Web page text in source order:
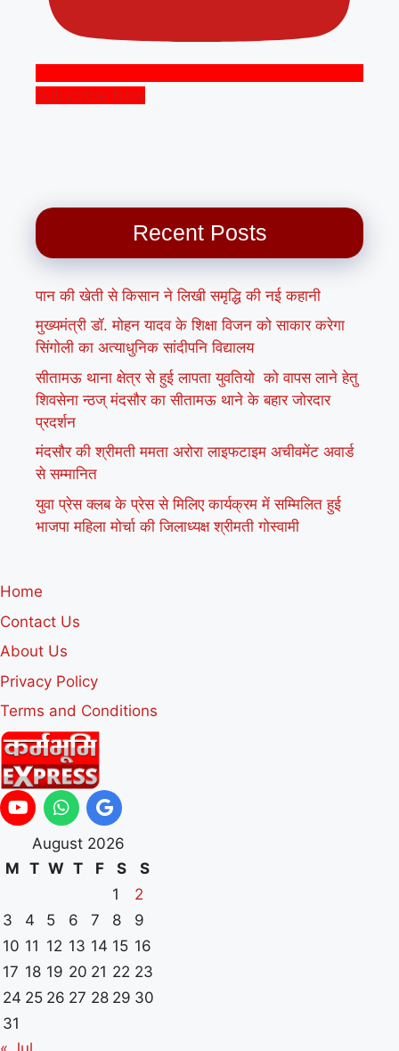
Subscribe Now
Recent Posts
पान की खेती से किसान ने लिखी समृद्धि की नई कहानी
मुख्यमंत्री डॉ. मोहन यादव के शिक्षा विजन को साकार करेगा
सिंगोली का अत्याधुनिक सांदीपनि विद्यालय
सीतामऊ थाना क्षेत्र से हुई लापता युवतियो को वापस लाने हेतु
शिवसेना न्ठज् मंदसौर का सीतामऊ थाने के बहार जोरदार
प्रदर्शन
मंदसौर की श्रीमती ममता अरोरा लाइफटाइम अचीवमेंट अवार्ड
से सम्मानित
युवा प्रेस क्लब के प्रेस से मिलिए कार्यक्रम में सम्मिलित हुई
भाजपा महिला मोर्चा की जिलाध्यक्ष श्रीमती गोस्वामी
Home
Contact Us
About Us
Privacy Policy
Terms and Conditions
August 2026
M T W T F S
S
1
2
3
4 5 6 7 8
9
10 11 12 13 14 15 16
17 18 19 20 21 22 23
24 25 26 27 28 29 30
31